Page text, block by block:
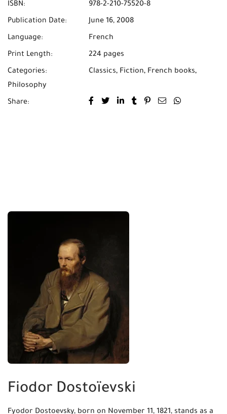
ISBN: 978-2-210-75520-8
Publication Date: June 16, 2008
Language: French
Print Length: 224 pages
Categories: Classics, Fiction, French books,
Philosophy
Share:
Fiodor Dostoïevski
Fyodor Dostoevsky, born on November 11, 1821, stands as a